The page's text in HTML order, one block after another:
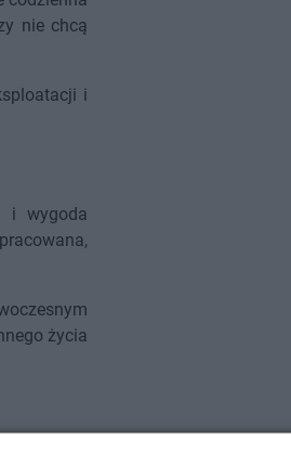
nie chcą
i
i wygoda
życia